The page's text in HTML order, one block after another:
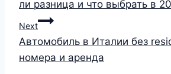
ли разница и что выбрать в
Next
Автомобиль в Италии без
номера и аренда